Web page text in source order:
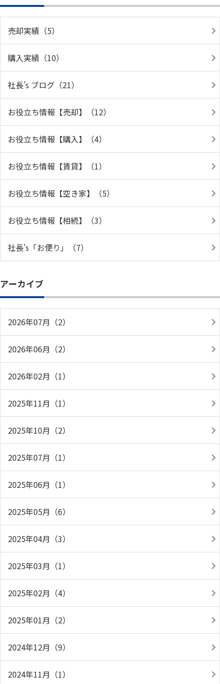
売却実績（5）
購入実績（10）
社長’s ブログ（21）
お役立ち情報【売却】（12）
お役立ち情報【購入】（4）
お役立ち情報【賃貸】（1）
お役立ち情報【空き家】（5）
お役立ち情報【相続】（3）
社長's「お便り」（7）
アーカイブ
2026年07月（2）
2026年06月（2）
2026年02月（1）
2025年11月（1）
2025年10月（2）
2025年07月（1）
2025年06月（1）
2025年05月（6）
2025年04月（3）
2025年03月（1）
2025年02月（4）
2025年01月（2）
2024年12月（9）
2024年11月（1）